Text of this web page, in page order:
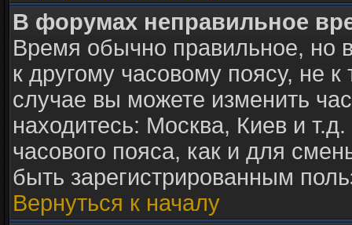
В форумах неправильное
Время обычно правильное, но
к другому часовому поясу, не
случае вы можете изменить
находитесь: Москва, Киев и
часового пояса, как и для
быть зарегистрированным
Вернуться к началу